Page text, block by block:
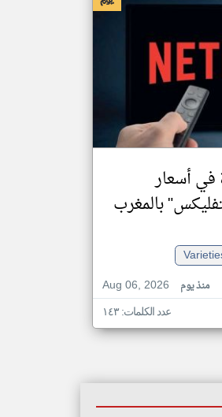
في أسعار
بالمغرب
Aug 06, 2026
منذ يوم
عدد الكلمات: ١٤٣